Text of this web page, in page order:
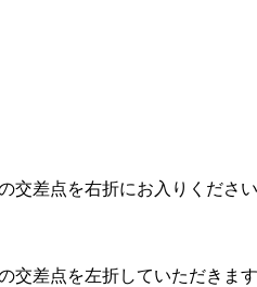
交差点を右折にお入りください
差点を左折していただきます